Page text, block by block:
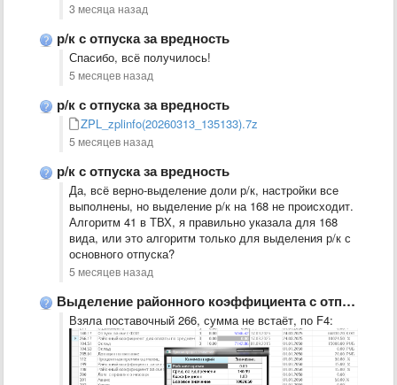
3 месяца назад
р/к с отпуска за вредность
Спасибо, всё получилось!
5 месяцев назад
р/к с отпуска за вредность
ZPL_zplinfo(20260313_135133).7z
5 месяцев назад
р/к с отпуска за вредность
Да, всё верно-выделение доли р/к, настройки все
выполнены, но выделение р/к на 168 не происходит.
Алгоритм 41 в ТВХ, я правильно указала для 168
вида, или это алгоритм только для выделения р/к с
основного отпуска?
5 месяцев назад
Выделение районного коэффициента с отпуска
Взяла поставочный 266, сумма не встаёт, по F4: